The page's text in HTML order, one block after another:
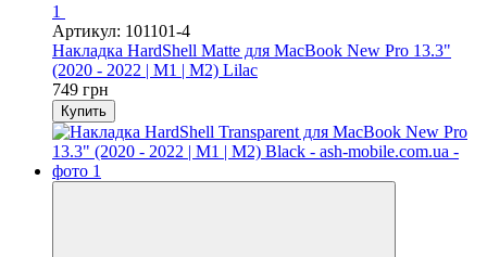
1
Артикул: 101101-4
Накладка HardShell Matte для MacBook New Pro 13.3"
(2020 - 2022 | M1 | M2) Lilac
749 грн
Купить